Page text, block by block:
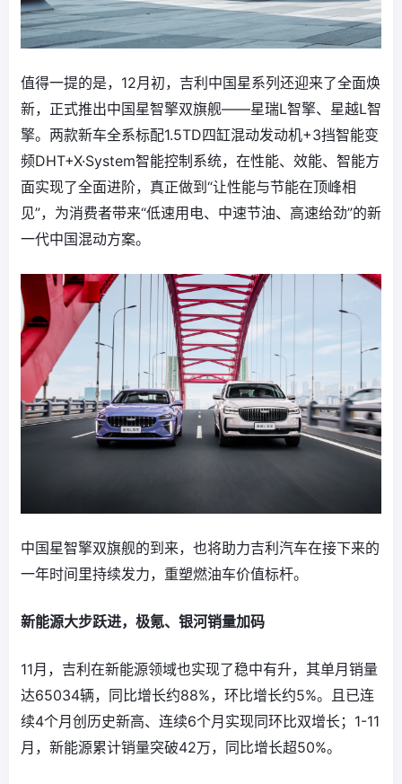
值得一提的是，12月初，吉利中国星系列还迎来了全面焕
新，正式推出中国星智擎双旗舰——星瑞L智擎、星越L智
擎。两款新车全系标配1.5TD四缸混动发动机+3挡智能变
频DHT+X·System智能控制系统，在性能、效能、智能方
面实现了全面进阶，真正做到“让性能与节能在顶峰相
见”，为消费者带来“低速用电、中速节油、高速给劲”的新
一代中国混动方案。
中国星智擎双旗舰的到来，也将助力吉利汽车在接下来的
一年时间里持续发力，重塑燃油车价值标杆。
新能源大步跃进，极氪、银河销量加码
11月，吉利在新能源领域也实现了稳中有升，其单月销量
达65034辆，同比增长约88%，环比增长约5%。且已连
续4个月创历史新高、连续6个月实现同环比双增长；1-11
月，新能源累计销量突破42万，同比增长超50%。